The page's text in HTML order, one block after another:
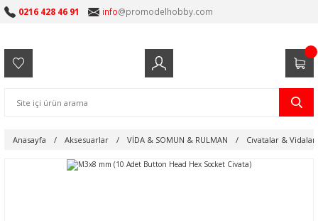
0216 428 46 91 info@promodelhobby.com
Anasayfa Aksesuarlar VİDA & SOMUN & RULMAN Cıvatalar & Vidalar